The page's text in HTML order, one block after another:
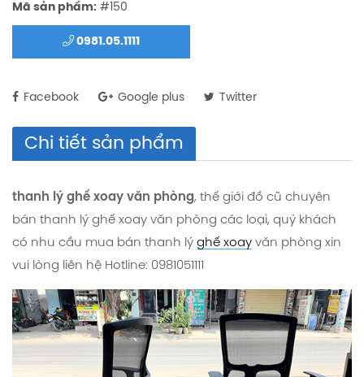
Mã sản phẩm: #150
0981.05.1111
Facebook Google plus Twitter
Chi tiết sản phẩm
thanh lý ghế xoay văn phòng, thế giới đồ cũ chuyên
bán thanh lý ghế xoay văn phòng các loại, quý khách
có nhu cầu mua bán thanh lý ghế xoay văn phòng xin
vui lòng liên hệ Hotline: 0981051111